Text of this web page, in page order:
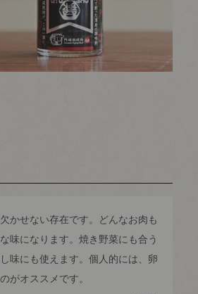
かせない存在です。どんなお肉も
味になります。焼き野菜にも合う
味にも使えます。個人的には、卵
がオススメです。